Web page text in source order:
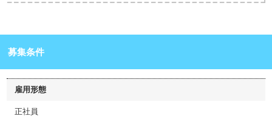
募集条件
雇用形態
正社員